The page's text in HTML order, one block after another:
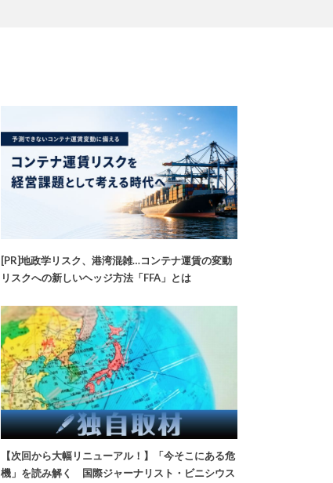
[PR]地政学リスク、港湾混雑…コンテナ運賃の変動
リスクへの新しいヘッジ方法「FFA」とは
【次回から大幅リニューアル！】「今そこにある危
機」を読み解く 国際ジャーナリスト・ビニシウス